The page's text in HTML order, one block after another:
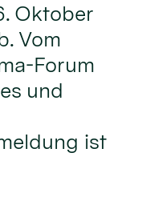
Oktober
Vom
Forum
und
ist